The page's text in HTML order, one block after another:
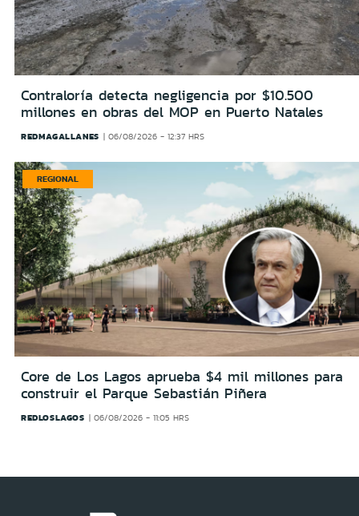
Contraloría detecta negligencia por $10.500
millones en obras del MOP en Puerto Natales
REDMAGALLANES 06/08/2026 - 12:37 HRS
REGIONAL
Core de Los Lagos aprueba $4 mil millones para
construir el Parque Sebastián Piñera
REDLOSLAGOS 06/08/2026 - 11:05 HRS